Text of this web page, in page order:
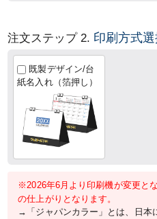
注文ステップ 2. 印刷方式選
既製デザイン/台
紙名入れ（箔押し）
※2026年6月より印刷機が変更と
の仕上がりとなります。
→「ジャパンカラー」とは、日本